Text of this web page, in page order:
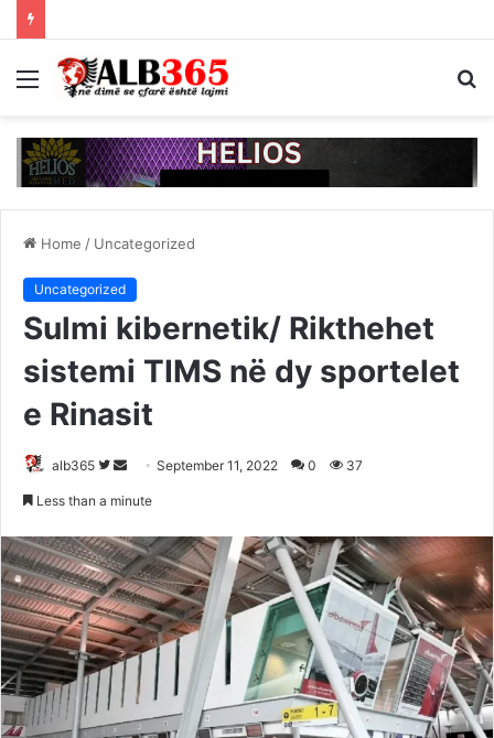
Menu
Home / Uncategorized
Uncategorized
Sulmi kibernetik/ Rikthehet
sistemi TIMS në dy sportelet
e Rinasit
alb365
Follow
Send September 11, 2022 0 37
Less than a minute